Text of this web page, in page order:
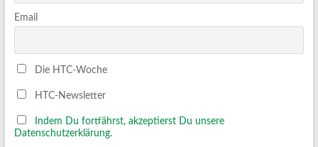
Email
Die HTC-Woche
HTC-Newsletter
Indem Du fortfährst, akzeptierst Du unsere
Datenschutzerklärung.